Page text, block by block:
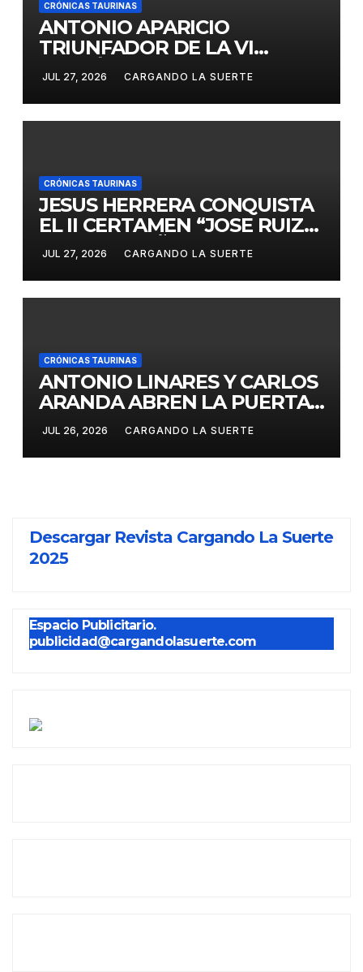
CRÓNICAS TAURINAS
ANTONIO APARICIO
TRIUNFADOR DE LA VI
EDICIÓN DEL CERTAMEN
«VILLA DE LA SOLANA»
JUL 27, 2026 CARGANDO LA SUERTE
CRÓNICAS TAURINAS
JESUS HERRERA CONQUISTA
EL II CERTAMEN “JOSE RUIZ
CALATRAVEÑO”
JUL 27, 2026 CARGANDO LA SUERTE
CRÓNICAS TAURINAS
ANTONIO LINARES Y CARLOS
ARANDA ABREN LA PUERTA
GRANDE EN LA CORRIDA DE
FERIA DE ALMADÉN
JUL 26, 2026 CARGANDO LA SUERTE
Descargar Revista Cargando La Suerte
2025
Espacio Publicitario.
publicidad@cargandolasuerte.com